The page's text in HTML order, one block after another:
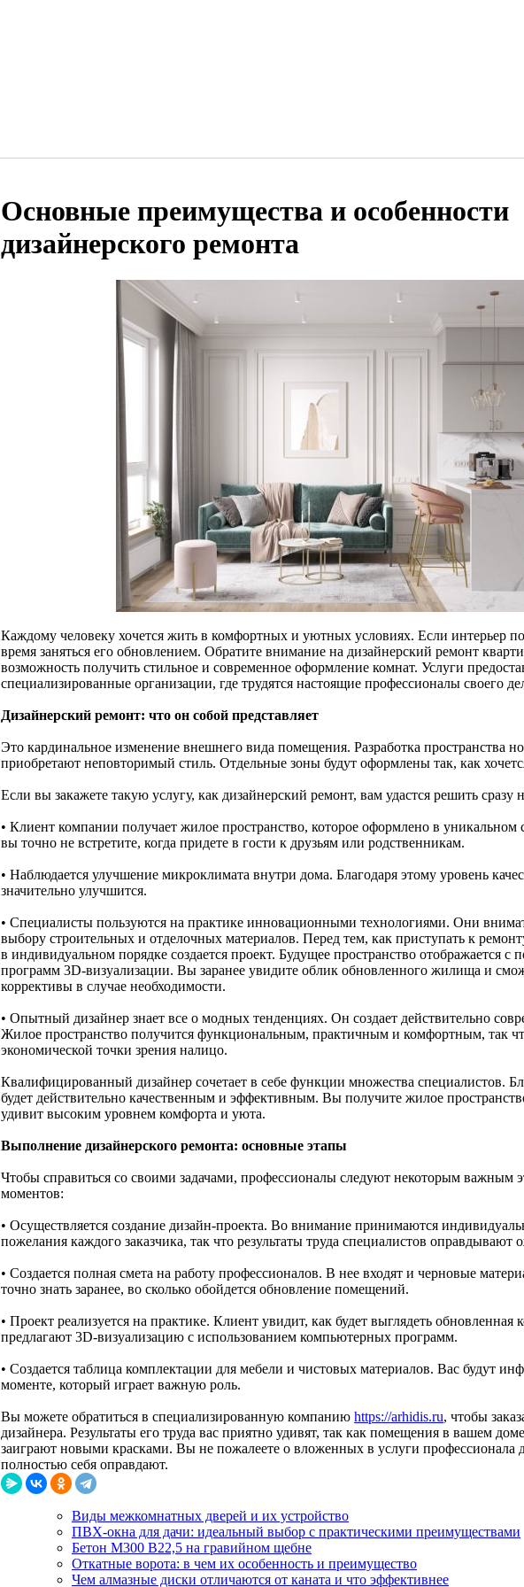
Основные преимущества и особенности
дизайнерского ремонта
Каждому человеку хочется жить в комфортных и уютных условиях. Если интерьер
время заняться его обновлением. Обратите внимание на дизайнерский ремонт
возможность получить стильное и современное оформление комнат. Услуги
специализированные организации, где трудятся настоящие профессионалы своего
Дизайнерский ремонт: что он собой представляет
Это кардинальное изменение внешнего вида помещения. Разработка пространства
приобретают неповторимый стиль. Отдельные зоны будут оформлены так, как
Если вы закажете такую услугу, как дизайнерский ремонт, вам удастся решить сразу
• Клиент компании получает жилое пространство, которое оформлено в
вы точно не встретите, когда придете в гости к друзьям или родственникам.
• Наблюдается улучшение микроклимата внутри дома. Благодаря этому уровень
значительно улучшится.
• Специалисты пользуются на практике инновационными технологиями. Они
выбору строительных и отделочных материалов. Перед тем, как приступать к
в индивидуальном порядке создается проект. Будущее пространство отображается
программ 3D-визуализации. Вы заранее увидите облик обновленного жилища и
коррективы в случае необходимости.
• Опытный дизайнер знает все о модных тенденциях. Он создает действительно
Жилое пространство получится функциональным, практичным и комфортным, так
экономической точки зрения налицо.
Квалифицированный дизайнер сочетает в себе функции множества специалистов.
будет действительно качественным и эффективным. Вы получите жилое
удивит высоким уровнем комфорта и уюта.
Выполнение дизайнерского ремонта: основные этапы
Чтобы справиться со своими задачами, профессионалы следуют некоторым важным
моментов:
• Осуществляется создание дизайн-проекта. Во внимание принимаются
пожелания каждого заказчика, так что результаты труда специалистов оправдывают
• Создается полная смета на работу профессионалов. В нее входят и черновые
точно знать заранее, во сколько обойдется обновление помещений.
• Проект реализуется на практике. Клиент увидит, как будет выглядеть обновленная
предлагают 3D-визуализацию с использованием компьютерных программ.
• Создается таблица комплектации для мебели и чистовых материалов. Вас будут
моменте, который играет важную роль.
Вы можете обратиться в специализированную компанию https://arhidis.ru, чтобы
дизайнера. Результаты его труда вас приятно удивят, так как помещения в вашем
заиграют новыми красками. Вы не пожалеете о вложенных в услуги профессионала
полностью себя оправдают.
Виды межкомнатных дверей и их устройство
ПВХ-окна для дачи: идеальный выбор с практическими преимуществами
Бетон М300 В22,5 на гравийном щебне
Откатные ворота: в чем их особенность и преимущество
Чем алмазные диски отличаются от каната и что эффективнее